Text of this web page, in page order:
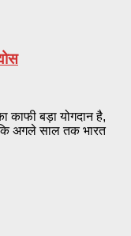
काफी बड़ा योगदान है,
कि अगले साल तक भारत